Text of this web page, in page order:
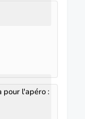
pour l'apéro :